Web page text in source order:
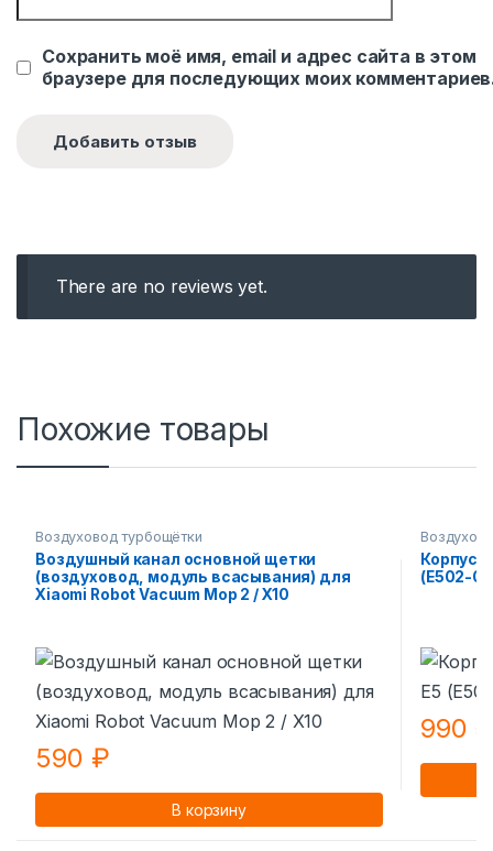
Сохранить моё имя, email и адрес сайта в этом
браузере для последующих моих
There are no reviews yet.
Похожие товары
Воздуховод турбощётки
Воздушный канал основной щетки
(воздуховод, модуль всасывания) для
Xiaomi Robot Vacuum Mop 2 / X10
590 ₽
В корзину
Корпус
(E502-
990 ₽